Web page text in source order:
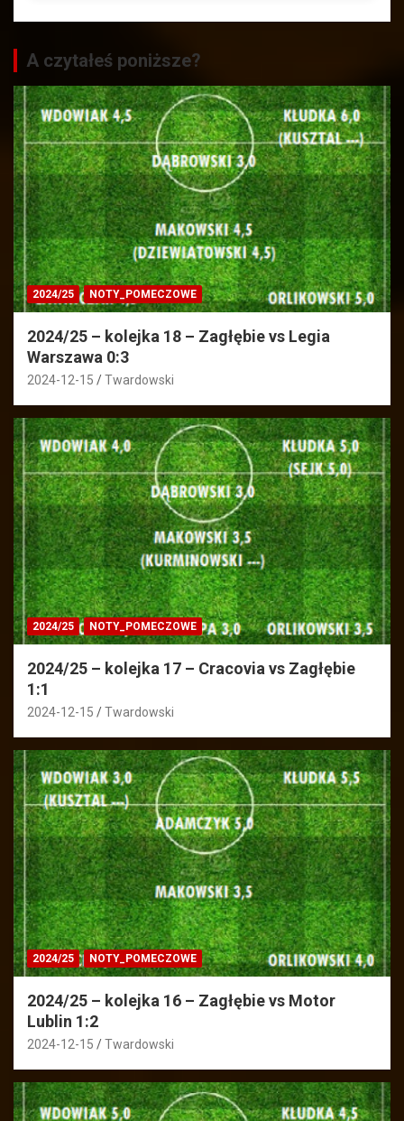
A czytałeś poniższe?
2024/25 NOTY_POMECZOWE
2024/25 – kolejka 18 – Zagłębie vs Legia
Warszawa 0:3
2024-12-15 Twardowski
2024/25 NOTY_POMECZOWE
2024/25 – kolejka 17 – Cracovia vs Zagłębie
1:1
2024-12-15 Twardowski
2024/25 NOTY_POMECZOWE
2024/25 – kolejka 16 – Zagłębie vs Motor
Lublin 1:2
2024-12-15 Twardowski